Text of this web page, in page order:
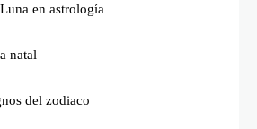
en astrología
natal
del zodiaco